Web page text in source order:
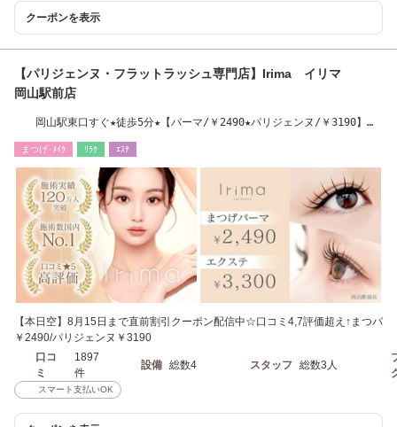
クーポンを表示
【パリジェンヌ・フラットラッシュ専門店】Irima イリマ
岡山駅前店
岡山駅東口すぐ★徒歩5分★【パーマ/￥2490★パリジェンヌ/￥3190】最
まつげ･ﾒｲｸ ﾘﾗｸ ｴｽﾃ
【本日空】8月15日まで直前割引クーポン配信中☆口コミ4,7評価超え↑まつパ
￥2490/パリジェンヌ￥3190
口コ
ミ
1897
件
設備 総数4 スタッフ 総数3人
スマート支払いOK